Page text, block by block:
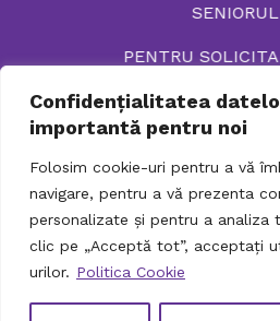
Confidențialitatea
importantă pentru noi
Folosim cookie-uri pentru a vă
navigare, pentru a vă prezenta
personalizate și pentru a analiza
clic pe „Acceptă tot”, acceptați
urilor. Politica Cookie
PENTRU
© 2026 Directia Generala de
Protectia Copilului Sector